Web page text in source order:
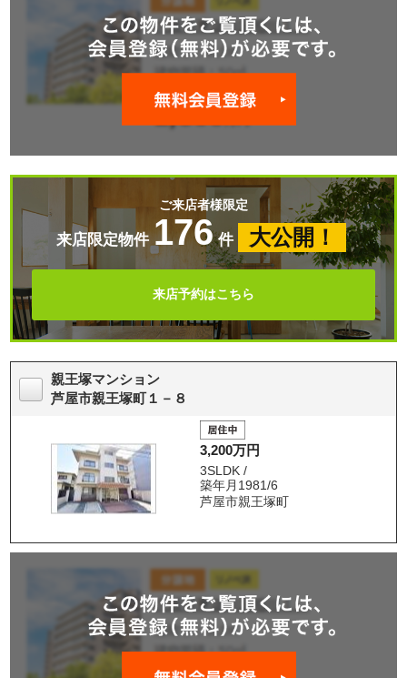
ご来店者様限定
来店限定物件 176 件 大公開！
来店予約はこちら
親王塚マンション
芦屋市親王塚町１－８
3,200万円
3SLDK /
築年月1981/6
芦屋市親王塚町